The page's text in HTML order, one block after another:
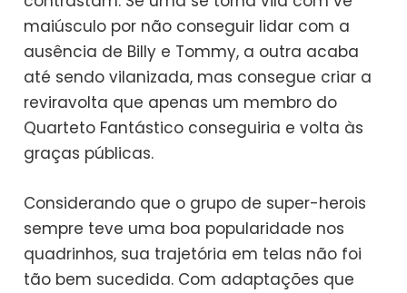
maiúsculo por não conseguir lidar com a
ausência de Billy e Tommy, a outra acaba
até sendo vilanizada, mas consegue criar a
reviravolta que apenas um membro do
Quarteto Fantástico conseguiria e volta às
graças públicas.
Considerando que o grupo de super-herois
sempre teve uma boa popularidade nos
quadrinhos, sua trajetória em telas não foi
tão bem sucedida. Com adaptações que